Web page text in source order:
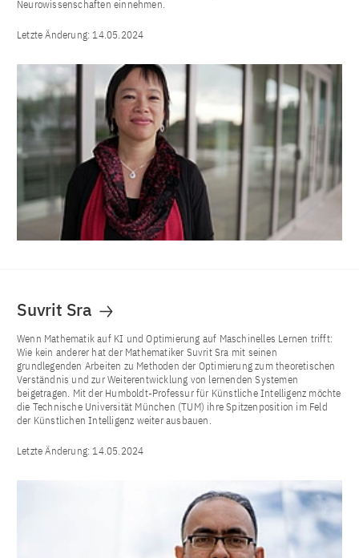
Neurowissenschaften einnehmen.
Letzte Änderung:14.05.2024
Suvrit Sra
Wenn Mathematik auf KI und Optimierung auf Maschinelles Lernen trifft:
Wie kein anderer hat der Mathematiker Suvrit Sra mit seinen
grundlegenden Arbeiten zu Methoden der Optimierung zum theoretischen
Verständnis und zur Weiterentwicklung von lernenden Systemen
beigetragen. Mit der Humboldt-Professur für Künstliche Intelligenz möchte
die Technische Universität München (TUM) ihre Spitzenposition im Feld
der Künstlichen Intelligenz weiter ausbauen.
Letzte Änderung:14.05.2024